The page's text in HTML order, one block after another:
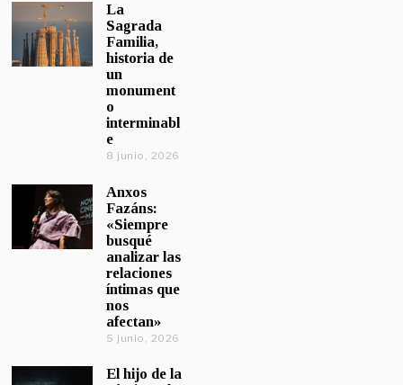
La
Sagrada
Familia,
historia de
un
monument
o
interminabl
e
8 junio, 2026
Anxos
Fazáns:
«Siempre
busqué
analizar las
relaciones
íntimas que
nos
afectan»
5 junio, 2026
El hijo de la